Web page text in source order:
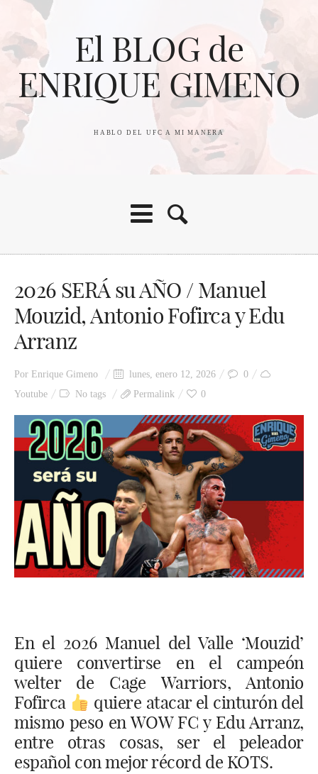
El BLOG de
ENRIQUE GIMENO
HABLO DEL UFC A MI MANERA
2026 SERÁ su AÑO / Manuel
Mouzid, Antonio Fofirca y Edu
Arranz
Por Enrique Gimeno lunes, enero 12, 2026
0
Youtube
No tags Permalink 0
En el 2026 Manuel del Valle ‘Mouzid’
quiere convertirse en el campeón
welter de Cage Warriors, Antonio
Fofirca
quiere atacar el cinturón del
mismo peso en WOW FC y Edu Arranz,
entre otras cosas, ser el peleador
español con mejor récord de KOTS.